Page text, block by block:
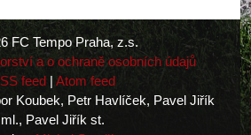
FC Tempo Praha, z.s.
a o ochraně osobních údajů
feed| Atom feed
Koubek, Petr Havlíček, Pavel Jiřík
ml., Pavel Jiřík st.